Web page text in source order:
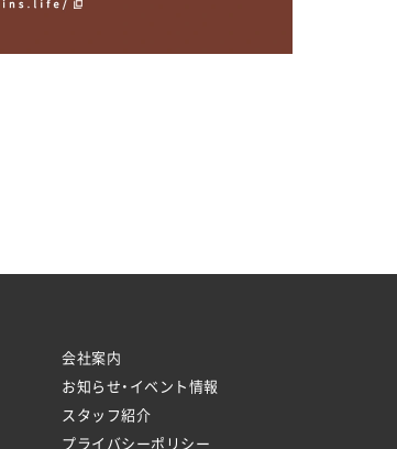
会社案内
お知らせ・イベント情報
スタッフ紹介
プライバシーポリシー